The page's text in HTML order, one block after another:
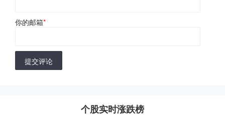
你的邮箱*
提交评论
个股实时涨跌榜